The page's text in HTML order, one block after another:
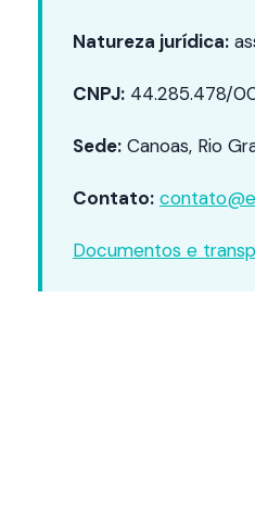
Natureza jurídica:
CNPJ: 44.285.478/
Sede: Canoas, Rio
Contato:
Documentos e